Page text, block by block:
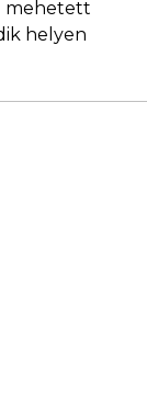
mehetett
helyen